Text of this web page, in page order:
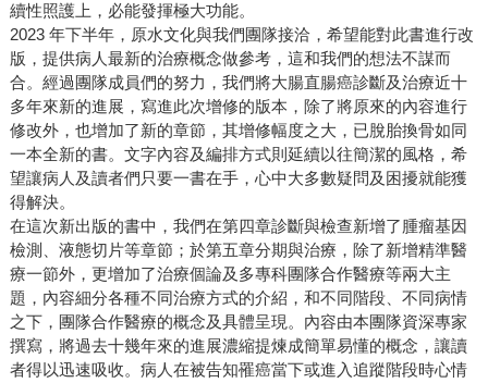
續性照護上，必能發揮極大功能。
2023 年下半年，原水文化與我們團隊接洽，希望能對此書進行改
版，提供病人最新的治療概念做參考，這和我們的想法不謀而
合。經過團隊成員們的努力，我們將大腸直腸癌診斷及治療近十
多年來新的進展，寫進此次增修的版本，除了將原來的內容進行
修改外，也增加了新的章節，其增修幅度之大，已脫胎換骨如同
一本全新的書。文字內容及編排方式則延續以往簡潔的風格，希
望讓病人及讀者們只要一書在手，心中大多數疑問及困擾就能獲
得解決。
在這次新出版的書中，我們在第四章診斷與檢查新增了腫瘤基因
檢測、液態切片等章節；於第五章分期與治療，除了新增精準醫
療一節外，更增加了治療個論及多專科團隊合作醫療等兩大主
題，內容細分各種不同治療方式的介紹，和不同階段、不同病情
之下，團隊合作醫療的概念及具體呈現。內容由本團隊資深專家
撰寫，將過去十幾年來的進展濃縮提煉成簡單易懂的概念，讓讀
者得以迅速吸收。病人在被告知罹癌當下或進入追蹤階段時心情